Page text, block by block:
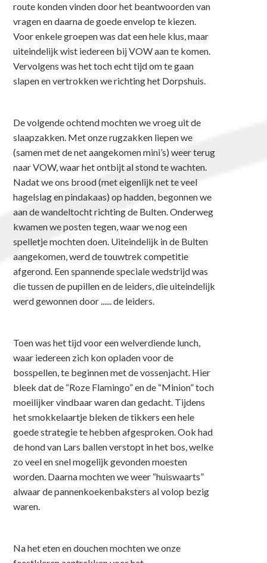
route konden vinden door het beantwoorden van
vragen en daarna de goede envelop te kiezen.
Voor enkele groepen was dat een hele klus, maar
uiteindelijk wist iedereen bij VOW aan te komen.
Vervolgens was het toch echt tijd om te gaan
slapen en vertrokken we richting het Dorpshuis.
De volgende ochtend mochten we vroeg uit de
slaapzakken. Met onze rugzakken liepen we
(samen met de net aangekomen mini’s) weer terug
naar VOW, waar het ontbijt al stond te wachten.
Nadat we ons brood (met eigenlijk net te veel
hagelslag en pindakaas) op hadden, begonnen we
aan de wandeltocht richting de Bulten. Onderweg
kwamen we posten tegen, waar we nog een
spelletje mochten doen. Uiteindelijk in de Bulten
aangekomen, werd de touwtrek competitie
afgerond. Een spannende speciale wedstrijd was
die tussen de pupillen en de leiders, die uiteindelijk
werd gewonnen door ...... de leiders.
Toen was het tijd voor een welverdiende lunch,
waar iedereen zich kon opladen voor de
bosspellen, te beginnen met de vossenjacht. Hier
bleek dat de “Roze Flamingo” en de “Minion” toch
moeilijker vindbaar waren dan gedacht. Tijdens
het smokkelaartje bleken de tikkers een hele
goede strategie te hebben afgesproken. Ook had
de hond van Lars ballen verstopt in het bos, welke
zo veel en snel mogelijk gevonden moesten
worden. Daarna mochten we weer “huiswaarts”
alwaar de pannenkoekenbaksters al volop bezig
waren.
Na het eten en douchen mochten we onze